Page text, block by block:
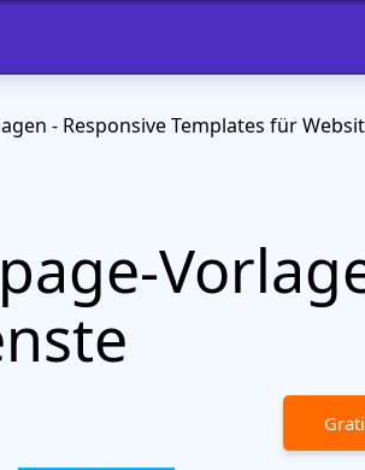
- Responsive Templates für